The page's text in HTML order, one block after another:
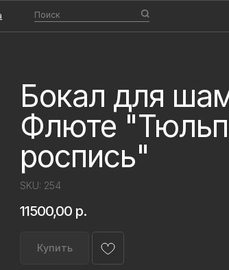
Бокал для
Флюте
роспись"
SKU:254
11500,00 р.
Купить